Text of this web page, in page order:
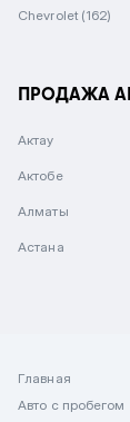
Chevrolet (162)
ПРОДАЖА
Актау
Актобе
Алматы
Астана
Главная
Авто с пробегом